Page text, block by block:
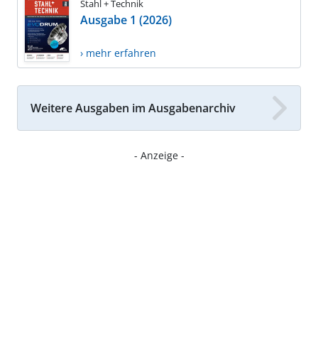
Stahl + Technik
Ausgabe 1 (2026)
› mehr erfahren
Weitere Ausgaben im Ausgabenarchiv
- Anzeige -